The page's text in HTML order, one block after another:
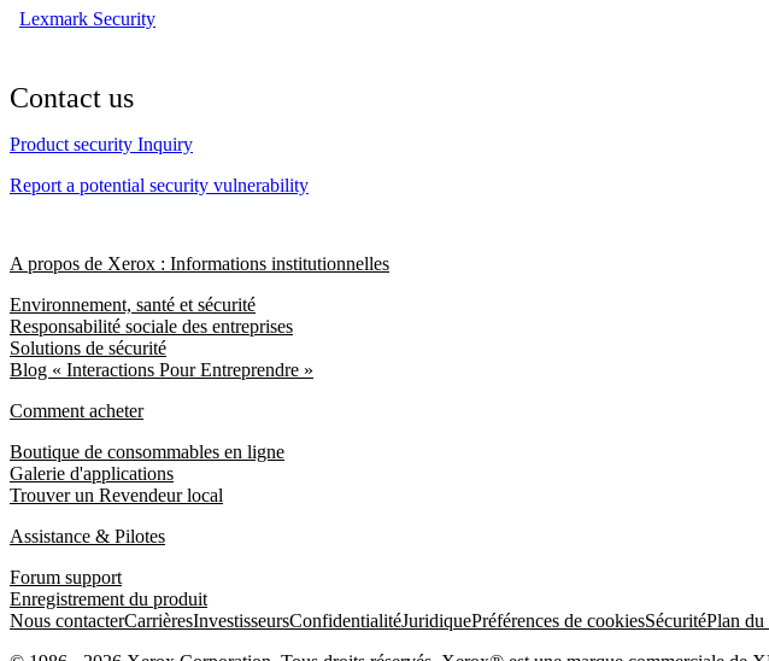
Lexmark Security
Contact us
Product security Inquiry
Report a potential security vulnerability
A propos de Xerox : Informations institutionnelles
Environnement, santé et sécurité
Responsabilité sociale des entreprises
Solutions de sécurité
Blog « Interactions Pour Entreprendre »
Comment acheter
Boutique de consommables en ligne
Galerie d'applications
Trouver un Revendeur local
Assistance & Pilotes
Forum support
Enregistrement du produit
Nous contacterCarrièresInvestisseursConfidentialitéJuridiquePréférences de cookiesSécuritéPlan du